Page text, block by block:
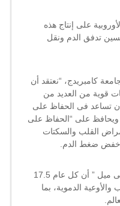
على إنتاج هذه
تدفق الدم ونقل
كامبريدج، “نعتقد أن
قوية من العديد من
أن تساعد فى الحفاظ على
ويحافظ على “الحفاظ على
القلب والسكتات
خفض ضغط الدم.
وقال التقرير الذى نشرته صحيفة “ديلى ميل ” أن كل عام 17.5
الدموية، بما